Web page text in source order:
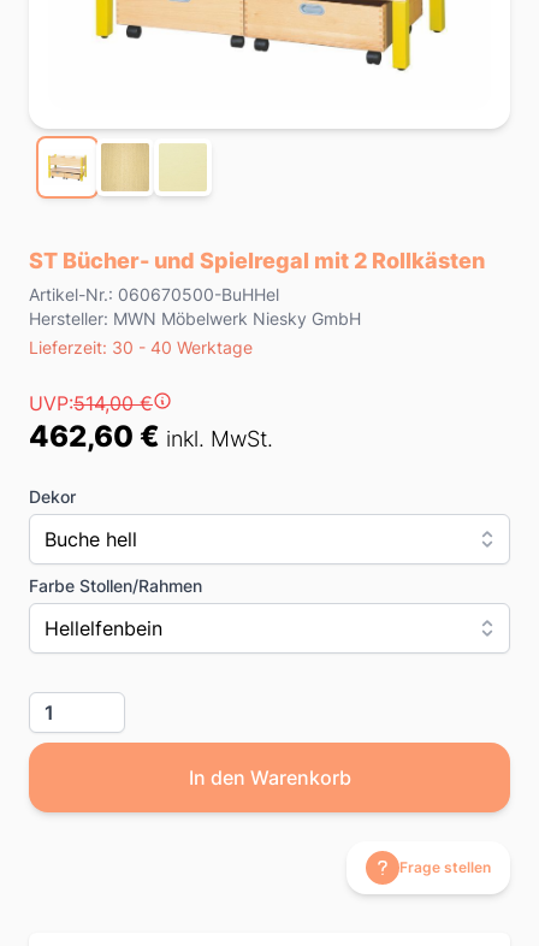
ST Bücher- und Spielregal mit 2 Rollkästen
Product information
Artikel-Nr.: 060670500-BuHHel
Hersteller: MWN Möbelwerk Niesky GmbH
Lieferzeit
Lieferzeit: 30 - 40 Werktage
Preis
UVP:514,00 €
462,60 € inkl. MwSt.
Dekor
Buche hell
Farbe Stollen/Rahmen
Hellelfenbein
Menge
In den Warenkorb
Frage stellen